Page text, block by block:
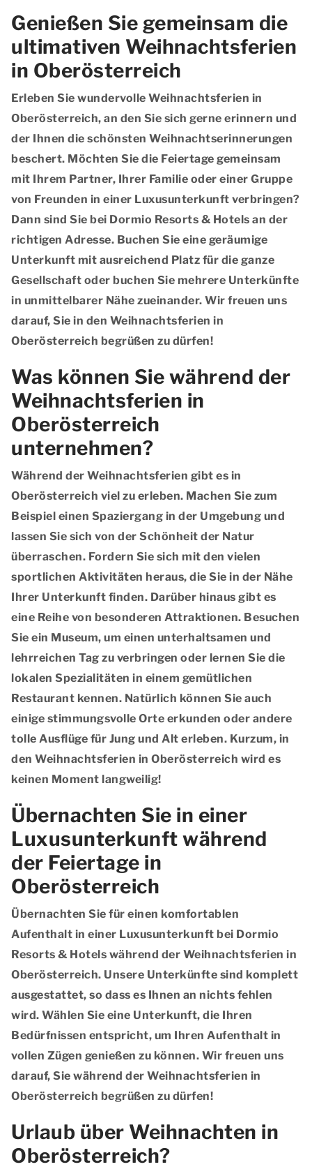
Genießen Sie gemeinsam die
ultimativen Weihnachtsferien
in Oberösterreich
Erleben Sie wundervolle Weihnachtsferien in
Oberösterreich, an den Sie sich gerne erinnern und
der Ihnen die schönsten Weihnachtserinnerungen
beschert. Möchten Sie die Feiertage gemeinsam
mit Ihrem Partner, Ihrer Familie oder einer Gruppe
von Freunden in einer Luxusunterkunft verbringen?
Dann sind Sie bei Dormio Resorts & Hotels an der
richtigen Adresse. Buchen Sie eine geräumige
Unterkunft mit ausreichend Platz für die ganze
Gesellschaft oder buchen Sie mehrere Unterkünfte
in unmittelbarer Nähe zueinander. Wir freuen uns
darauf, Sie in den Weihnachtsferien in
Oberösterreich begrüßen zu dürfen!
Was können Sie während der
Weihnachtsferien in
Oberösterreich
unternehmen?
Während der Weihnachtsferien gibt es in
Oberösterreich viel zu erleben. Machen Sie zum
Beispiel einen Spaziergang in der Umgebung und
lassen Sie sich von der Schönheit der Natur
überraschen. Fordern Sie sich mit den vielen
sportlichen Aktivitäten heraus, die Sie in der Nähe
Ihrer Unterkunft finden. Darüber hinaus gibt es
eine Reihe von besonderen Attraktionen. Besuchen
Sie ein Museum, um einen unterhaltsamen und
lehrreichen Tag zu verbringen oder lernen Sie die
lokalen Spezialitäten in einem gemütlichen
Restaurant kennen. Natürlich können Sie auch
einige stimmungsvolle Orte erkunden oder andere
tolle Ausflüge für Jung und Alt erleben. Kurzum, in
den Weihnachtsferien in Oberösterreich wird es
keinen Moment langweilig!
Übernachten Sie in einer
Luxusunterkunft während
der Feiertage in
Oberösterreich
Übernachten Sie für einen komfortablen
Aufenthalt in einer Luxusunterkunft bei Dormio
Resorts & Hotels während der Weihnachtsferien in
Oberösterreich. Unsere Unterkünfte sind komplett
ausgestattet, so dass es Ihnen an nichts fehlen
wird. Wählen Sie eine Unterkunft, die Ihren
Bedürfnissen entspricht, um Ihren Aufenthalt in
vollen Zügen genießen zu können. Wir freuen uns
darauf, Sie während der Weihnachtsferien in
Oberösterreich begrüßen zu dürfen!
Urlaub über Weihnachten in
Oberösterreich?